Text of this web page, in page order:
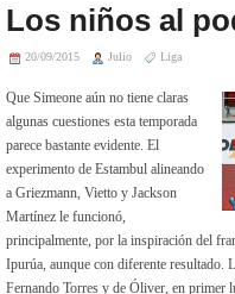
Los niños al
20/09/2015 Julio Liga
Que Simeone aún no tiene claras
algunas cuestiones esta temporada
parece bastante evidente. El
experimento de Estambul alineando
a Griezmann, Vietto y Jackson
Martínez le funcionó,
principalmente, por la inspiración del
Ipurúa, aunque con diferente resultado.
Fernando Torres y de Óliver, en primer